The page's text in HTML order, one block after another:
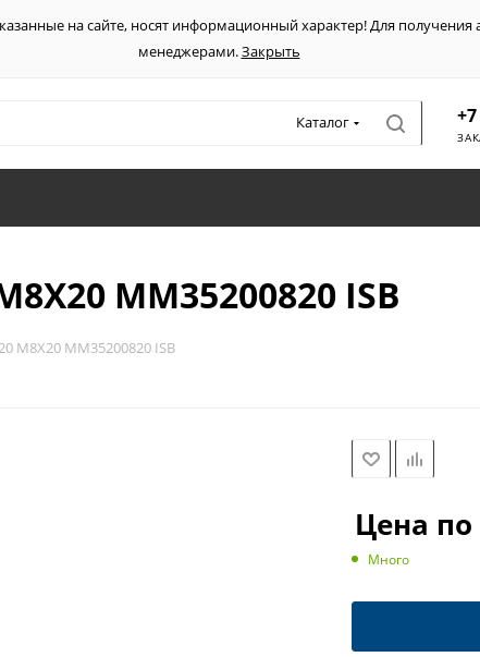
на сайте, носят информационный характер! Для
менеджерами.Закрыть
Каталог
MM35200820 ISB
M8X20 MM35200820 ISB
Цена по
Много